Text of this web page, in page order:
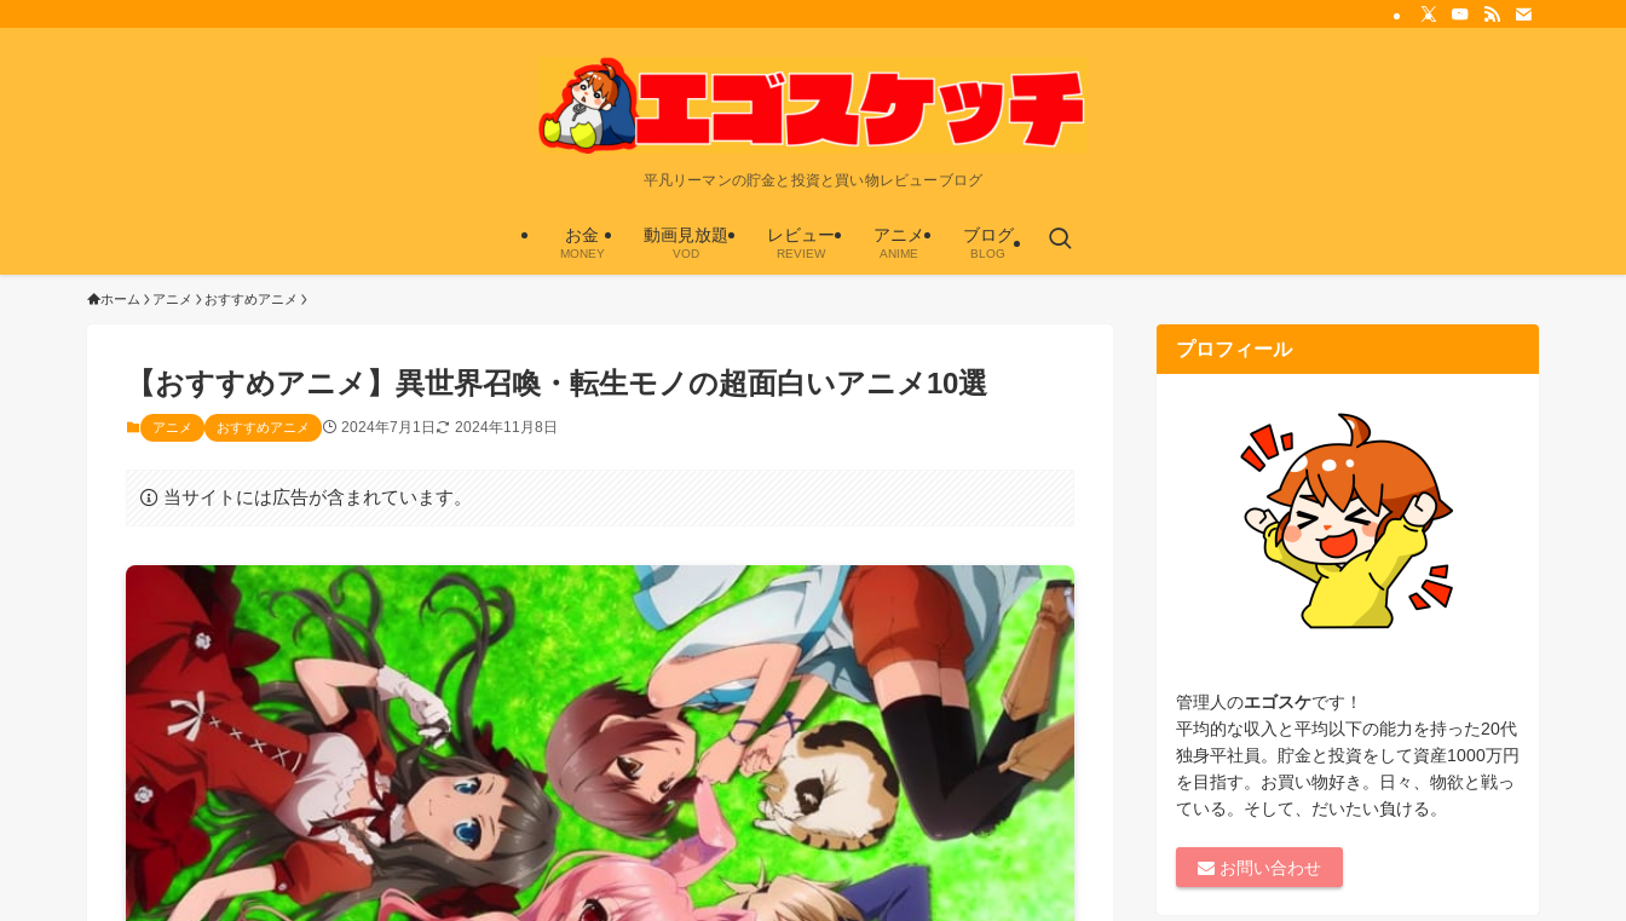
平凡リーマンの貯金と投資と買い物レビューブログ
お金
MONEY
動画見放題
VOD
レビュー
REVIEW
アニメ
ANIME
ブログ
BLOG
ホーム アニメ おすすめアニメ
【おすすめアニメ】異世界召喚・転生モノの超面白いアニメ10選
アニメ おすすめアニメ 2024年7月1日 2024年11月8日
当サイトには広告が含まれています。
プロフィール
管理人のエゴスケです！
平均的な収入と平均以下の能力を持った20代
独身平社員。貯金と投資をして資産1000万円
を目指す。お買い物好き。日々、物欲と戦っ
ている。そして、だいたい負ける。
お問い合わせ